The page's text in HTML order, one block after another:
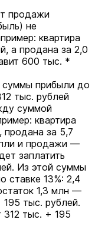
продажи
не
квартира
а продана за 2,0
600 тыс. *
суммы прибыли до
тыс. рублей
суммой
квартира
продана за 5,7
и продажи —
заплатить
Из этой суммы
ставке 13%: 2,4
1,3 млн —
195 тыс. рублей.
тыс. + 195